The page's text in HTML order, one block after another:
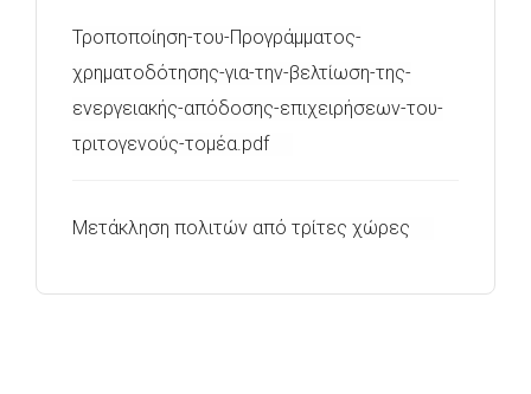
Τροποποίηση-του-Προγράμματος-
χρηματοδότησης-για-την-βελτίωση-της-
ενεργειακής-απόδοσης-επιχειρήσεων-του-
τριτογενούς-τομέα.pdf
Μετάκληση πολιτών από τρίτες χώρες